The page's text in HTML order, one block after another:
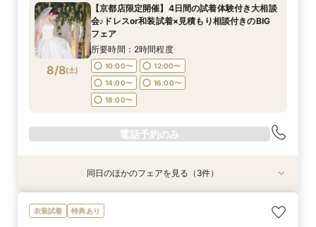
8/8(土)
【京都店限定開催】4日間の試着体験付き大相談
会♪ドレスor和装試着×見積もり相談付きのBIG
フェア
所要時間：2時間程度
10:00〜
12:00〜
14:00〜
16:00〜
18:00〜
電話予約のみ
【期間限定】50％OFF★チャペルフォトキャン
ペーンフェア
【結婚式の不安解消！】お見積り＆日程相談会
【和婚フェア｜挙式料半額特典】和装×チャペル
婚が叶う。神社挙式も対象◎
同日のほかのフェアを見る（3件）
衣装試着 特典あり